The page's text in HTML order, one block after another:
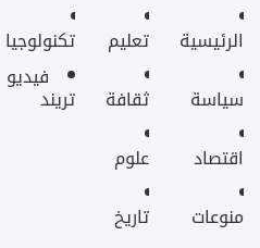
الرئيسية
سياسة
اقتصاد
منوعات
تعليم
ثقافة
علوم
تاريخ
تكنولوجيا
فيديو
تريند